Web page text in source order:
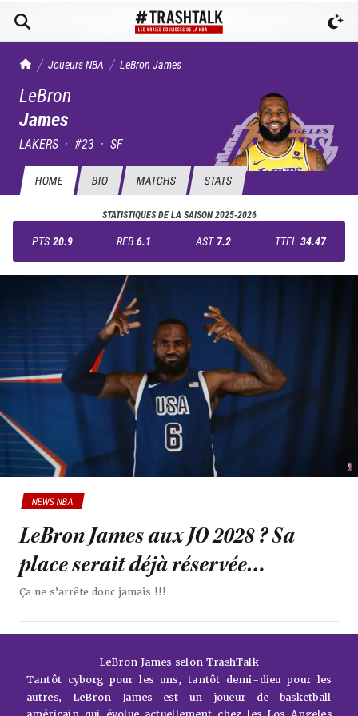
TrashTalk Actu NBA
Joueurs NBA LeBron James
LeBron
James
LAKERS · #23 · SF
HOME BIO MATCHS STATS
STATISTIQUES DE LA SAISON2025-2026
PTS 20.9 REB 6.1 AST 7.2 TTFL 34.47
NEWS NBA
LeBron James aux JO 2028 ? Sa
place serait déjà réservée…
Ça ne s’arrête donc jamais !!!
LeBron James selon TrashTalk
Tantôt cyborg pour les uns, tantôt demi-dieu pour les
autres, LeBron James est un joueur de basketball